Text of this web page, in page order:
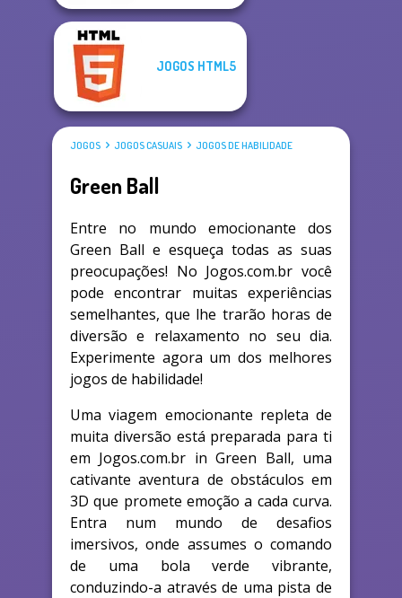
JOGOS HTML5
JOGOS JOGOS CASUAIS JOGOS DE HABILIDADE
Green Ball
Entre no mundo emocionante dos
Green Ball e esqueça todas as suas
preocupações! No Jogos.com.br você
pode encontrar muitas experiências
semelhantes, que lhe trarão horas de
diversão e relaxamento no seu dia.
Experimente agora um dos melhores
jogos de habilidade!
Uma viagem emocionante repleta de
muita diversão está preparada para ti
em Jogos.com.br in Green Ball, uma
cativante aventura de obstáculos em
3D que promete emoção a cada curva.
Entra num mundo de desafios
imersivos, onde assumes o comando
de uma bola verde vibrante,
conduzindo-a através de uma pista de